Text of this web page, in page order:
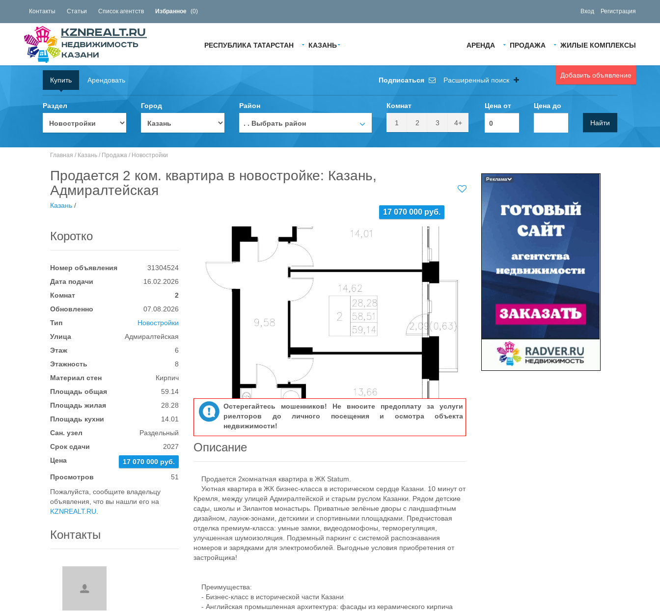
Контакты Статьи Список агентств Избранное (0) Вход Регистрация
АРЕНДА ПРОДАЖА ЖИЛЫЕ КОМПЛЕКСЫ
РЕСПУБЛИКА ТАТАРСТАН КАЗАНЬ
Добавить объявление
Купить Арендовать Подписаться Расширенный поиск
Раздел Город Район
. . Выбрать район
Комнат
1 2 3 4+
Цена от Цена до
Найти
Главная / Казань / Продажа / Новостройки
Продается 2 ком. квартира в новостройке: Казань,
Адмиралтейская
17 070 000 руб.
Казань /
Коротко
Номер объявления
31304524
Дата подачи
16.02.2026
Комнат
2
Обновленно
07.08.2026
Тип
Новостройки
Улица
Адмиралтейская
Этаж
6
Этажность
8
Материал стен
Кирпич
Площадь общая
59.14
Площадь жилая
28.28
Площадь кухни
14.01
Сан. узел
Раздельный
Срок сдачи
2027
Цена
17 070 000 руб.
Просмотров
51
Пожалуйста, сообщите владельцу
объявления, что вы нашли его на
KZNREALT.RU
Контакты
Остерегайтесь мошенников! Не вносите предоплату за услуги
риелторов до личного посещения и осмотра объекта
недвижимости!
Описание
Продается 2комнатная квартира в ЖК Statum.
Уютная квартира в ЖК бизнес-класса в историческом сердце Казани. 10 минут от
Кремля, между улицей Адмиралтейской и старым руслом Казанки. Рядом детские
сады, школы и Зилантов монастырь. Приватные зелёные дворы с ландшафтным
дизайном, лаунж-зонами, детскими и спортивными площадками. Предчистовая
отделка премиум-класса: умные замки, видеодомофоны, терморегуляция,
улучшенная шумоизоляция. Подземный паркинг с системой распознавания
номеров и зарядками для электромобилей. Выгодные условия приобретения от
застройщика!
Преимущества:
- Бизнес-класс в исторической части Казани
- Английская промышленная архитектура: фасады из керамического кирпича
Реклама